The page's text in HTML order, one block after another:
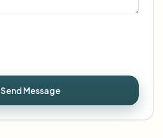
Send Message